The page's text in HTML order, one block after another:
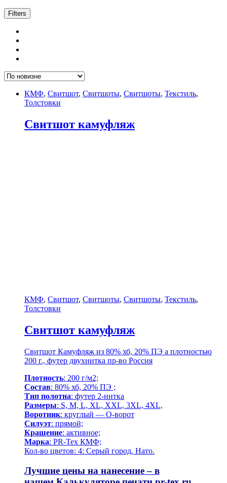
Filters
КМФ, Свитшот, Свитшоты, Свитшоты, Текстиль,
Толстовки
Свитшот камуфляж
КМФ, Свитшот, Свитшоты, Свитшоты, Текстиль,
Толстовки
Свитшот камуфляж
Свитшот Камуфляж из 80% хб, 20% ПЭ а плотностью
200 г., футер двухнитка пр-во Россия
Плотность: 200 г/м2;
Состав: 80% хб, 20% ПЭ ;
Тип полотна: футер 2-нитка
Размеры: S, M, L, XL, XXL, 3XL, 4XL,
Воротник: круглый — О-ворот
Силуэт: прямой;
Крашение: активное;
Марка: PR-Tex КМФ;
Кол-во цветов: 4: Серый город, Нато.
Лучшие цены на нанесение – в